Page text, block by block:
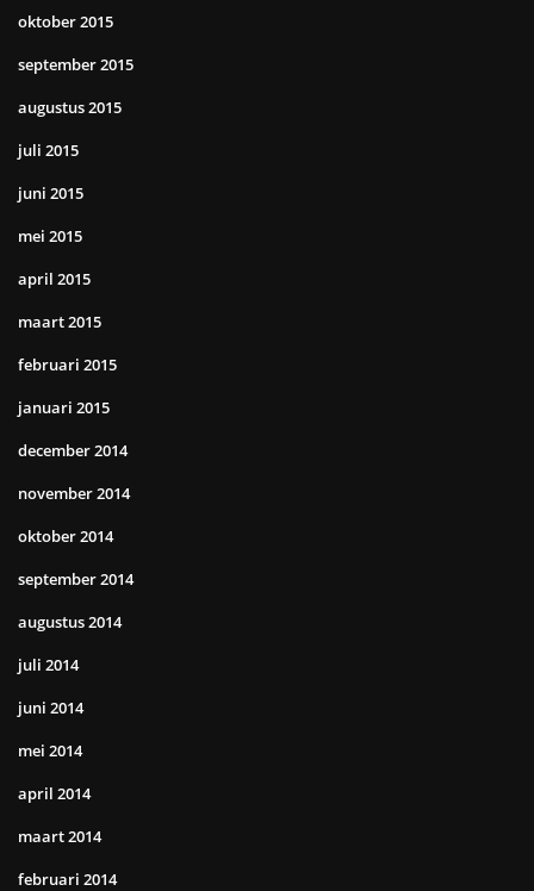
oktober 2015
september 2015
augustus 2015
juli 2015
juni 2015
mei 2015
april 2015
maart 2015
februari 2015
januari 2015
december 2014
november 2014
oktober 2014
september 2014
augustus 2014
juli 2014
juni 2014
mei 2014
april 2014
maart 2014
februari 2014